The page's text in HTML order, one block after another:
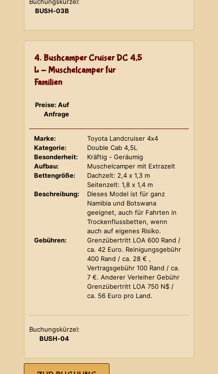
BUSH-03B
4. Bushcamper Cruiser DC 4,5
L - Muschelcamper für
Familien
Preise: Auf
Anfrage
Marke:
Toyota Landcruiser 4x4
Kategorie:
Double Cab 4,5L
Besonderheit:
Kräftig - Geräumig
Aufbau:
Muschelcamper mit Extrazelt
Bettengröße:
Dachzelt: 2,4 x 1,3 m
Seitenzelt: 1,8 x 1,4 m
Beschreibung:
Dieses Model ist für ganz
Namibia und Botswana
geeignet, auch für Fahrten in
Trockenflussbetten, wenn
auch auf eigenes Risiko.
Gebühren:
Grenzübertritt LOA 600 Rand /
ca. 42 Euro. Reinigungsgebühr
400 Rand / ca. 28 € ,
Vertragsgebühr 100 Rand / ca.
7 €. Anderer Verleiher Gebühr
Grenzübertritt LOA 750 N$ /
ca. 56 Euro pro Land.
Buchungskürzel:
BUSH-04